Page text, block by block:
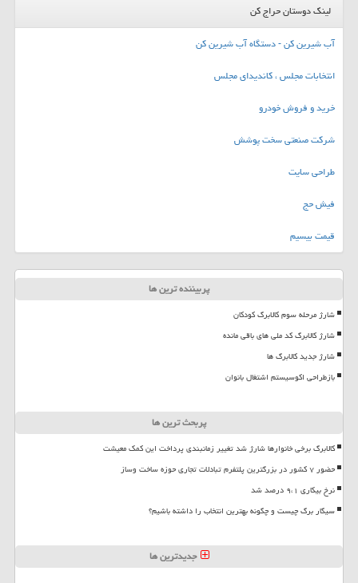
لینک دوستان حراج کن
آب شیرین کن - دستگاه آب شیرین کن
انتخابات مجلس ، کاندیدای مجلس
خرید و فروش خودرو
شرکت صنعتی سخت پوشش
طراحی سایت
فیش حج
قیمت بیسیم
پربیننده ترین ها
شارژ مرحله سوم کالابرگ کودکان
شارژ کالابرگ کد ملی های باقی مانده
شارژ جدید کالابرگ ها
بازطراحی اکوسیستم اشتغال بانوان
پربحث ترین ها
کالابرگ برخی خانوارها شارژ شد تغییر زمانبندی پرداخت این کمک معیشت
حضور ۷ کشور در بزرگترین پلتفرم تبادلات تجاری حوزه ساخت وساز
نرخ بیکاری ۹،۱ درصد شد
سیگار برگ چیست و چگونه بهترین انتخاب را داشته باشیم؟
جدیدترین ها